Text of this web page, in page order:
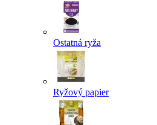
Ostatná ryža
Ryžový papier